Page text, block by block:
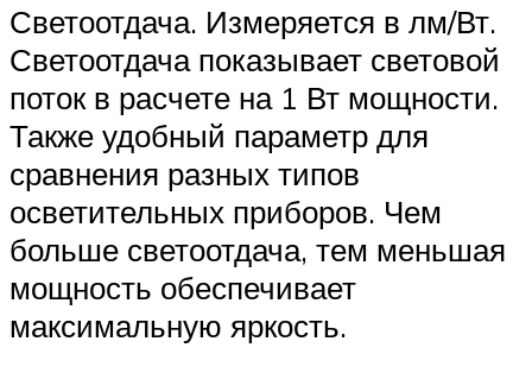
Светоотдача. Измеряется в лм/Вт.
Светоотдача показывает световой
поток в расчете на 1 Вт мощности.
Также удобный параметр для
сравнения разных типов
осветительных приборов. Чем
больше светоотдача, тем меньшая
мощность обеспечивает
максимальную яркость.